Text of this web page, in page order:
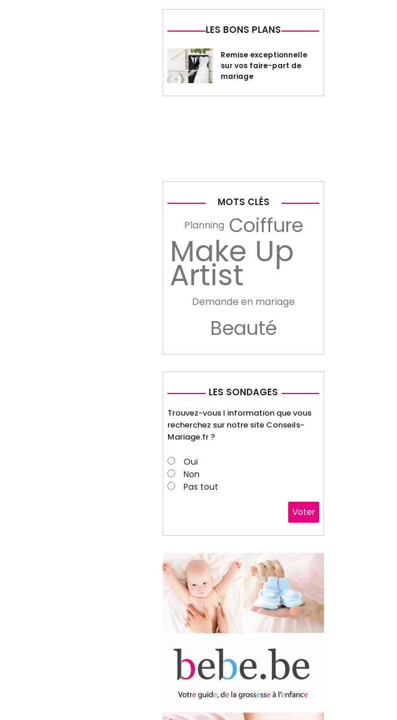
LES BONS PLANS
Remise exceptionnelle
sur vos faire-part de
mariage
MOTS CLÉS
Planning Coiffure
Make Up
Artist
Demande en mariage
Beauté
LES SONDAGES
Trouvez-vous l information que vous
recherchez sur notre site Conseils-
Mariage.fr ?
Oui
Non
Pas tout
Voter